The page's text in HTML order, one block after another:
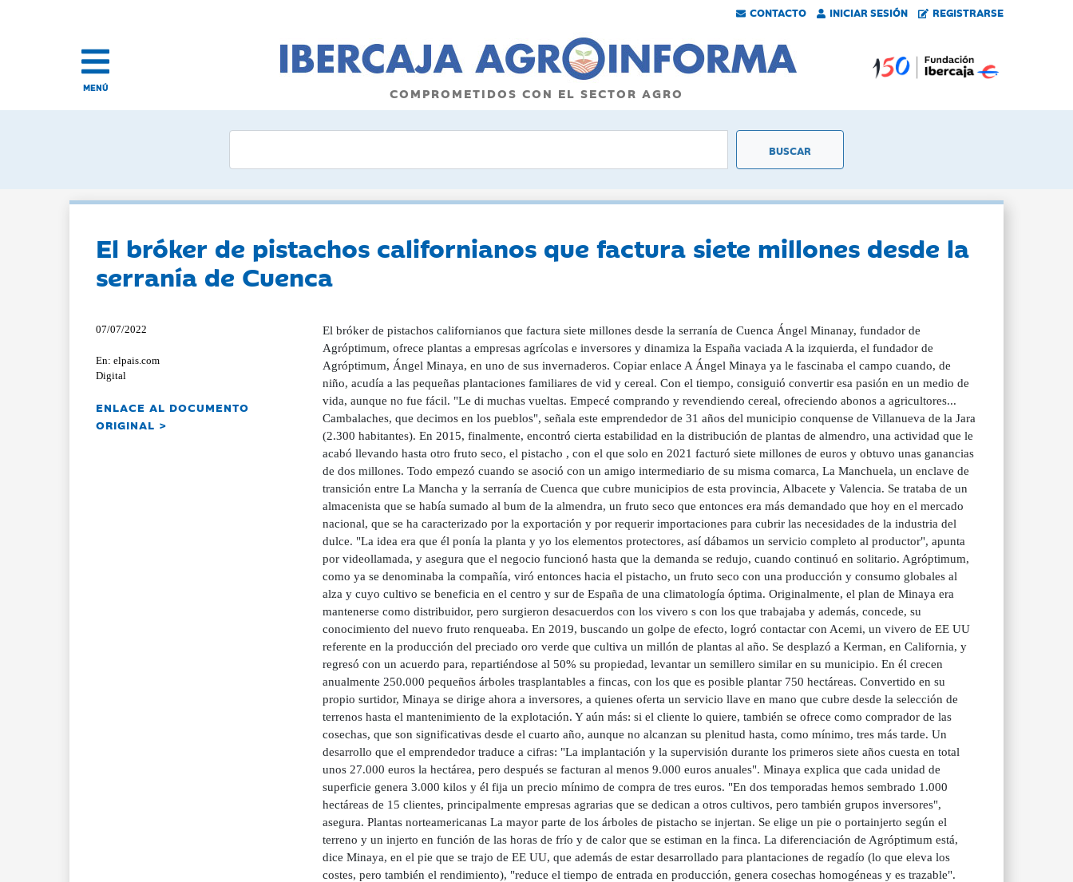
CONTACTO INICIAR SESIÓN REGISTRARSE
MENÚ COMPROMETIDOS CON EL SECTOR AGRO
El bróker de pistachos californianos que factura siete millones desde la
serranía de Cuenca
07/07/2022
En: elpais.com
Digital
ENLACE AL DOCUMENTO
ORIGINAL >
El bróker de pistachos californianos que factura siete millones desde la serranía de Cuenca Ángel Minanay, fundador de
Agróptimum, ofrece plantas a empresas agrícolas e inversores y dinamiza la España vaciada A la izquierda, el fundador de
Agróptimum, Ángel Minaya, en uno de sus invernaderos. Copiar enlace A Ángel Minaya ya le fascinaba el campo cuando, de
niño, acudía a las pequeñas plantaciones familiares de vid y cereal. Con el tiempo, consiguió convertir esa pasión en un medio de
vida, aunque no fue fácil. "Le di muchas vueltas. Empecé comprando y revendiendo cereal, ofreciendo abonos a agricultores...
Cambalaches, que decimos en los pueblos", señala este emprendedor de 31 años del municipio conquense de Villanueva de la Jara
(2.300 habitantes). En 2015, finalmente, encontró cierta estabilidad en la distribución de plantas de almendro, una actividad que le
acabó llevando hasta otro fruto seco, el pistacho , con el que solo en 2021 facturó siete millones de euros y obtuvo unas ganancias
de dos millones. Todo empezó cuando se asoció con un amigo intermediario de su misma comarca, La Manchuela, un enclave de
transición entre La Mancha y la serranía de Cuenca que cubre municipios de esta provincia, Albacete y Valencia. Se trataba de un
almacenista que se había sumado al bum de la almendra, un fruto seco que entonces era más demandado que hoy en el mercado
nacional, que se ha caracterizado por la exportación y por requerir importaciones para cubrir las necesidades de la industria del
dulce. "La idea era que él ponía la planta y yo los elementos protectores, así dábamos un servicio completo al productor", apunta
por videollamada, y asegura que el negocio funcionó hasta que la demanda se redujo, cuando continuó en solitario. Agróptimum,
como ya se denominaba la compañía, viró entonces hacia el pistacho, un fruto seco con una producción y consumo globales al
alza y cuyo cultivo se beneficia en el centro y sur de España de una climatología óptima. Originalmente, el plan de Minaya era
mantenerse como distribuidor, pero surgieron desacuerdos con los vivero s con los que trabajaba y además, concede, su
conocimiento del nuevo fruto renqueaba. En 2019, buscando un golpe de efecto, logró contactar con Acemi, un vivero de EE UU
referente en la producción del preciado oro verde que cultiva un millón de plantas al año. Se desplazó a Kerman, en California, y
regresó con un acuerdo para, repartiéndose al 50% su propiedad, levantar un semillero similar en su municipio. En él crecen
anualmente 250.000 pequeños árboles trasplantables a fincas, con los que es posible plantar 750 hectáreas. Convertido en su
propio surtidor, Minaya se dirige ahora a inversores, a quienes oferta un servicio llave en mano que cubre desde la selección de
terrenos hasta el mantenimiento de la explotación. Y aún más: si el cliente lo quiere, también se ofrece como comprador de las
cosechas, que son significativas desde el cuarto año, aunque no alcanzan su plenitud hasta, como mínimo, tres más tarde. Un
desarrollo que el emprendedor traduce a cifras: "La implantación y la supervisión durante los primeros siete años cuesta en total
unos 27.000 euros la hectárea, pero después se facturan al menos 9.000 euros anuales". Minaya explica que cada unidad de
superficie genera 3.000 kilos y él fija un precio mínimo de compra de tres euros. "En dos temporadas hemos sembrado 1.000
hectáreas de 15 clientes, principalmente empresas agrarias que se dedican a otros cultivos, pero también grupos inversores",
asegura. Plantas norteamericanas La mayor parte de los árboles de pistacho se injertan. Se elige un pie o portainjerto según el
terreno y un injerto en función de las horas de frío y de calor que se estiman en la finca. La diferenciación de Agróptimum está,
dice Minaya, en el pie que se trajo de EE UU, que además de estar desarrollado para plantaciones de regadío (lo que eleva los
costes, pero también el rendimiento), "reduce el tiempo de entrada en producción, genera cosechas homogéneas y es trazable".